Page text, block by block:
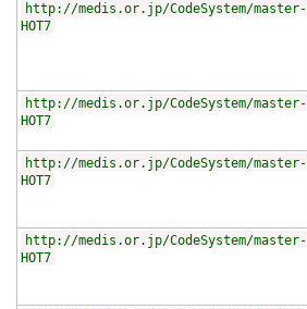
http://medis.or.jp/CodeSystem/master-
HOT7
http://medis.or.jp/CodeSystem/master-
HOT7
http://medis.or.jp/CodeSystem/master-
HOT7
http://medis.or.jp/CodeSystem/master-
HOT7